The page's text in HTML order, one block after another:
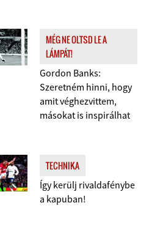
MÉG NE OLTSD LE A
LÁMPÁT!
Gordon Banks:
Szeretném hinni, hogy
amit véghezvittem,
másokat is inspirálhat
TECHNIKA
Így kerülj rivaldafénybe
a kapuban!